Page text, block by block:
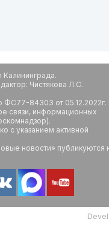
Чистякова Л.С.
ФС77-84303 от
связи, информационных
с указанием активной
новости» публикуются